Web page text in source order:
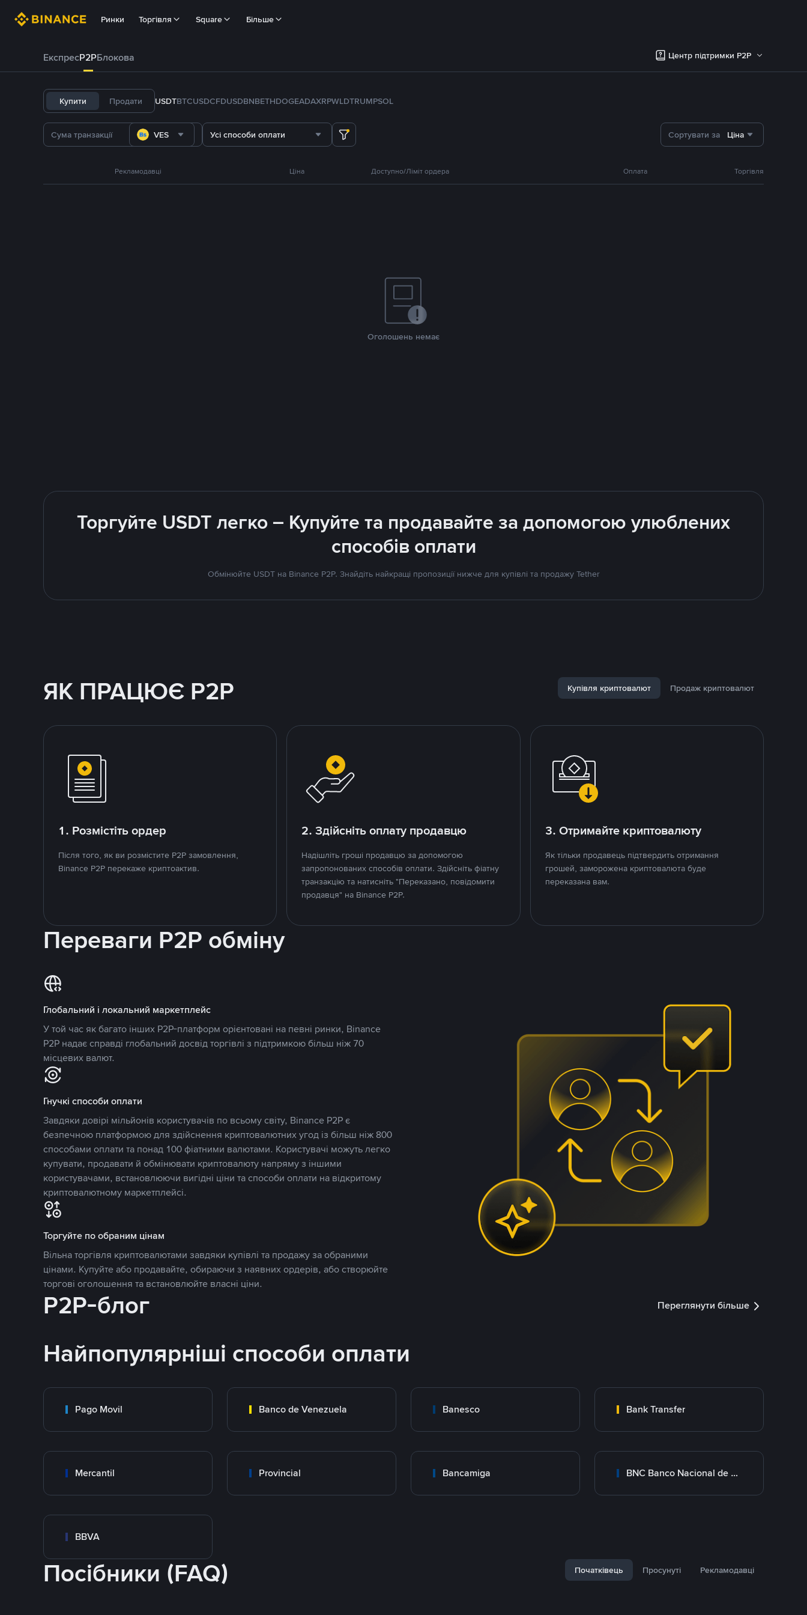
Ринки Торгівля Square Більше
ЕкспресP2PБлокова Центр підтримки P2P
Купити Продати USDTBTCUSDCFDUSDBNBETHDOGEADAXRPWLDTRUMPSOL
VES Усі способи оплати Сортувати за Ціна
Рекламодавці Ціна Доступно/Ліміт ордера Оплата Торгівля
Оголошень немає
Торгуйте USDT легко – Купуйте та продавайте за допомогою улюблених
способів оплати
Обмінюйте USDT на Binance P2P. Знайдіть найкращі пропозиції нижче для купівлі та продажу Tether
ЯК ПРАЦЮЄ P2P Купівля криптовалют Продаж криптовалют
1. Розмістіть ордер
Після того, як ви розмістите P2P замовлення,
Binance P2P перекаже криптоактив.
2. Здійсніть оплату продавцю
Надішліть гроші продавцю за допомогою
запропонованих способів оплати. Здійсніть фіатну
транзакцію та натисніть "Переказано, повідомити
продавця" на Binance P2P.
3. Отримайте криптовалюту
Як тільки продавець підтвердить отримання
грошей, заморожена криптовалюта буде
переказана вам.
Переваги P2P обміну
Глобальний і локальний маркетплейс
У той час як багато інших P2P-платформ орієнтовані на певні ринки, Binance
P2P надає справді глобальний досвід торгівлі з підтримкою більш ніж 70
місцевих валют.
Гнучкі способи оплати
Завдяки довірі мільйонів користувачів по всьому світу, Binance P2P є
безпечною платформою для здійснення криптовалютних угод із більш ніж 800
способами оплати та понад 100 фіатними валютами. Користувачі можуть легко
купувати, продавати й обмінювати криптовалюту напряму з іншими
користувачами, встановлюючи вигідні ціни та способи оплати на відкритому
криптовалютному маркетплейсі.
Торгуйте по обраним цінам
Вільна торгівля криптовалютами завдяки купівлі та продажу за обраними
цінами. Купуйте або продавайте, обираючи з наявних ордерів, або створюйте
торгові оголошення та встановлюйте власні ціни.
P2P-блог Переглянути більше
Найпопулярніші способи оплати
Pago Movil Banco de Venezuela Banesco Bank Transfer
Mercantil Provincial Bancamiga BNC Banco Nacional de Crédito
BBVA
Посібники (FAQ) Початківець Просунуті Рекламодавці